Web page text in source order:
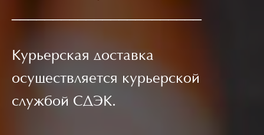
Курьерская доставка
осуществляется курьерской
службой СДЭК.